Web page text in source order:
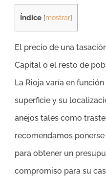
Índice [mostrar]
El precio de una
Capital o el resto de
La Rioja varía en
superficie y su
anejos tales como
recomendamos
para obtener un
compromiso para su